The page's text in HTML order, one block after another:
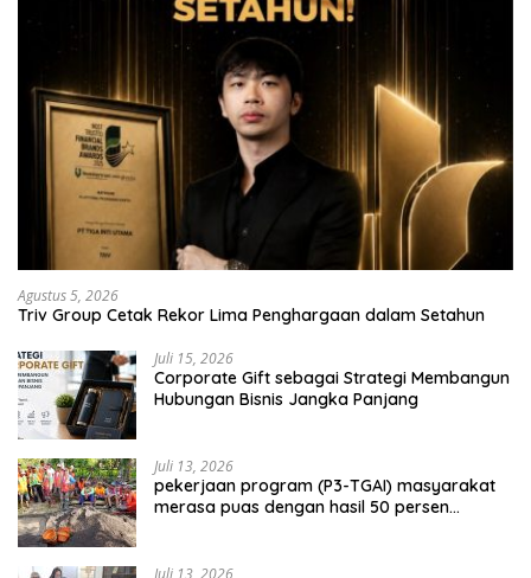
Agustus 5, 2026
Triv Group Cetak Rekor Lima Penghargaan dalam Setahun
Juli 15, 2026
Corporate Gift sebagai Strategi Membangun
Hubungan Bisnis Jangka Panjang
Juli 13, 2026
pekerjaan program (P3-TGAI) masyarakat
merasa puas dengan hasil 50 persen
Juli 13, 2026